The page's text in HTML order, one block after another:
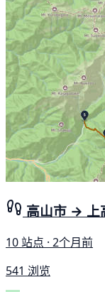
高山市 → 上
10 站点 · 2个月前
541 浏览